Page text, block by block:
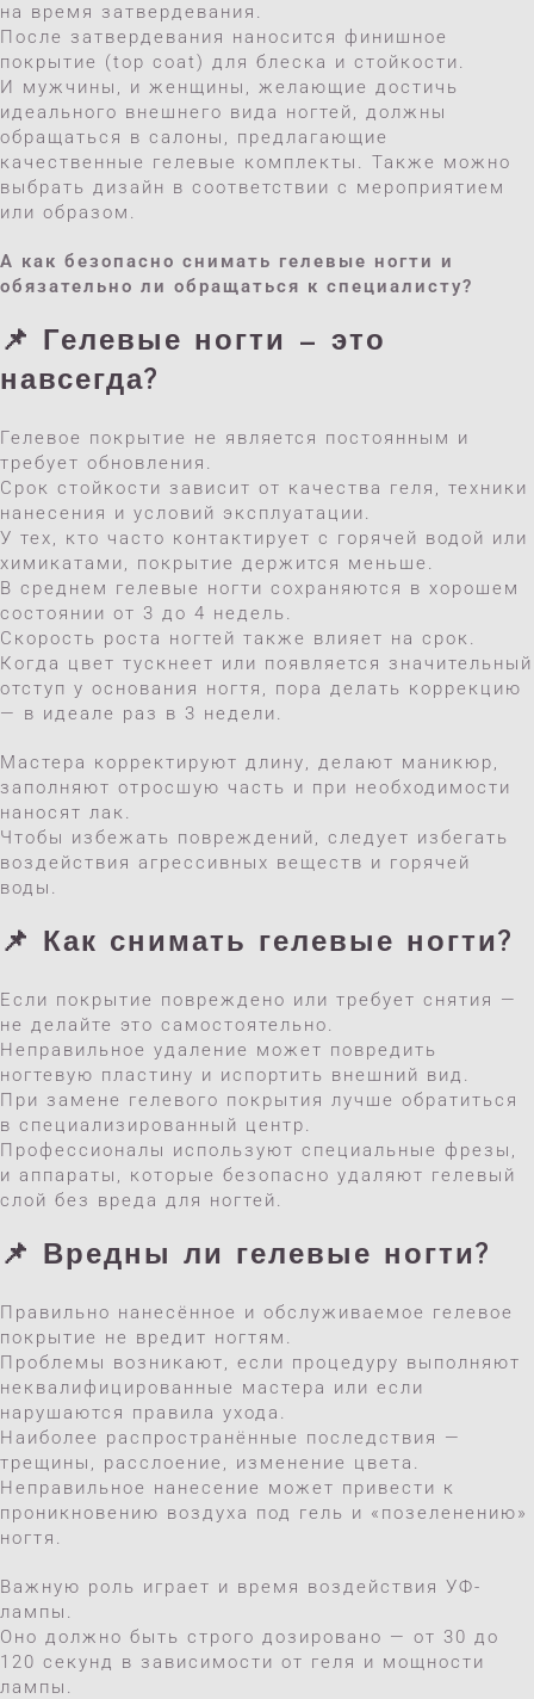
на время затвердевания.
После затвердевания наносится финишное
покрытие (top coat) для блеска и стойкости.
И мужчины, и женщины, желающие достичь
идеального внешнего вида ногтей, должны
обращаться в салоны, предлагающие
качественные гелевые комплекты. Также можно
выбрать дизайн в соответствии с мероприятием
или образом.
А как безопасно снимать гелевые ногти и
обязательно ли обращаться к специалисту?
📌 Гелевые ногти — это
навсегда?
Гелевое покрытие не является постоянным и
требует обновления.
Срок стойкости зависит от качества геля, техники
нанесения и условий эксплуатации.
У тех, кто часто контактирует с горячей водой или
химикатами, покрытие держится меньше.
В среднем гелевые ногти сохраняются в хорошем
состоянии от 3 до 4 недель.
Скорость роста ногтей также влияет на срок.
Когда цвет тускнеет или появляется значительный
отступ у основания ногтя, пора делать коррекцию
— в идеале раз в 3 недели.
Мастера корректируют длину, делают маникюр,
заполняют отросшую часть и при необходимости
наносят лак.
Чтобы избежать повреждений, следует избегать
воздействия агрессивных веществ и горячей
воды.
📌 Как снимать гелевые ногти?
Если покрытие повреждено или требует снятия —
не делайте это самостоятельно.
Неправильное удаление может повредить
ногтевую пластину и испортить внешний вид.
При замене гелевого покрытия лучше обратиться
в специализированный центр.
Профессионалы используют специальные фрезы,
и аппараты, которые безопасно удаляют гелевый
слой без вреда для ногтей.
📌 Вредны ли гелевые ногти?
Правильно нанесённое и обслуживаемое гелевое
покрытие не вредит ногтям.
Проблемы возникают, если процедуру выполняют
неквалифицированные мастера или если
нарушаются правила ухода.
Наиболее распространённые последствия —
трещины, расслоение, изменение цвета.
Неправильное нанесение может привести к
проникновению воздуха под гель и «позеленению»
ногтя.
Важную роль играет и время воздействия УФ-
лампы.
Оно должно быть строго дозировано — от 30 до
120 секунд в зависимости от геля и мощности
лампы.